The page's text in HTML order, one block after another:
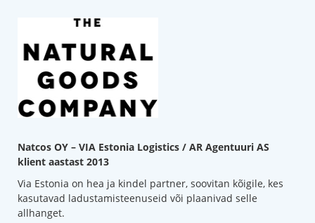
Natcos OY – VIA Estonia Logistics / AR Agentuuri AS
klient aastast 2013
Via Estonia on hea ja kindel partner, soovitan kõigile, kes
kasutavad ladustamisteenuseid või plaanivad selle
allhanget.